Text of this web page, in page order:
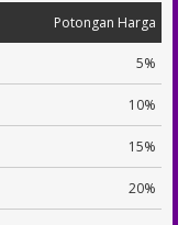
Potongan Harga
5%
10%
15%
20%